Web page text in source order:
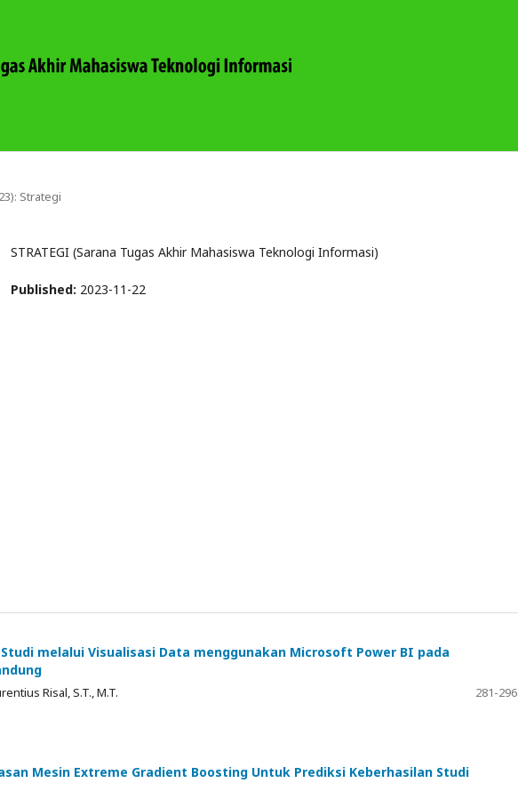
Strategi
STRATEGI (Sarana Tugas Akhir Mahasiswa Teknologi Informasi)
Published: 2023-11-22
melalui Visualisasi Data menggunakan Microsoft Power BI pada
Risal, S.T., M.T.
281-296
Mesin Extreme Gradient Boosting Untuk Prediksi Keberhasilan Studi